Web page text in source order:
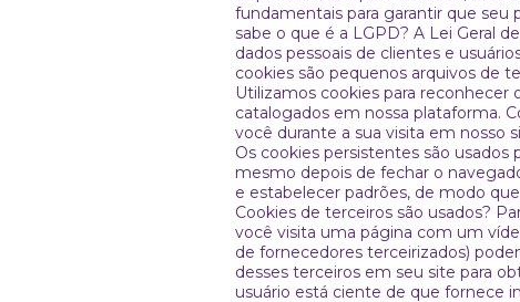
fundamentais para garantir que seu
sabe o que é a LGPD? A Lei Geral
dados pessoais de clientes e
cookies são pequenos arquivos de
Utilizamos cookies para reconhecer
catalogados em nossa plataforma.
você durante a sua visita em nosso
Os cookies persistentes são
mesmo depois de fechar o
e estabelecer padrões, de modo
Cookies de terceiros são usados?
você visita uma página com um
de fornecedores terceirizados)
desses terceiros em seu site para
usuário está ciente de que fornece